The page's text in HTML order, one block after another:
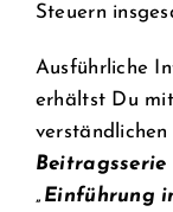
Steuern
Ausführliche
erhältst Du
Beitragsserie
„Einführung